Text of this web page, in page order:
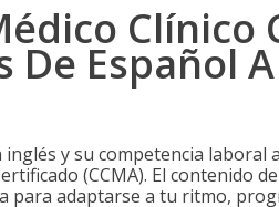
Clínico
Español
y su competencia laboral
(CCMA). El contenido
para adaptarse a tu ritmo,